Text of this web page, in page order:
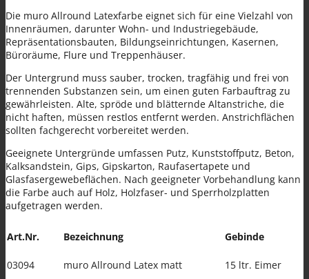
FARBEN
SANIERPUTZSYSTEM UND
Die muro Allround Latexfarbe eignet sich für eine Vielzahl von
Innenräumen, darunter Wohn- und Industriegebäude,
Repräsentationsbauten, Bildungseinrichtungen, Kasernen,
Büroräume, Flure und Treppenhäuser.
Der Untergrund muss sauber, trocken, tragfähig und frei von
trennenden Substanzen sein, um einen guten Farbauftrag zu
gewährleisten. Alte, spröde und blätternde Altanstriche, die
nicht haften, müssen restlos entfernt werden. Anstrichflächen
sollten fachgerecht vorbereitet werden.
Geeignete Untergründe umfassen Putz, Kunststoffputz, Beton,
Kalksandstein, Gips, Gipskarton, Raufasertapete und
Glasfasergewebeflächen. Nach geeigneter Vorbehandlung kann
die Farbe auch auf Holz, Holzfaser- und Sperrholzplatten
aufgetragen werden.
Art.Nr. Bezeichnung Gebinde
03094 muro Allround Latex matt 15 ltr. Eimer